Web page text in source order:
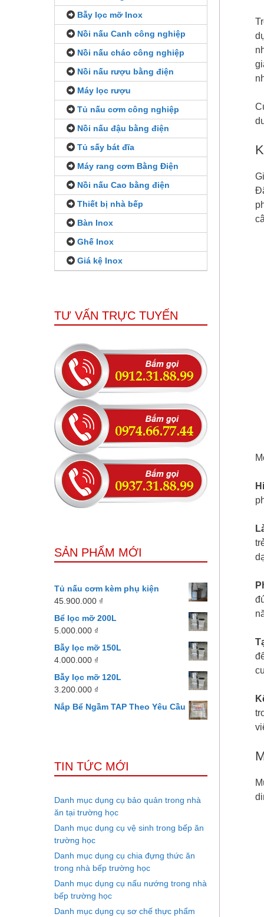
Bẫy lọc mỡ Inox
Nồi nấu Canh công nghiệp
Nồi nấu cháo công nghiệp
Nồi nấu rượu bằng điện
Máy lọc rượu
Tủ nấu cơm công nghiệp
Nồi nấu đậu bằng điện
Tủ sấy bát đĩa
Máy rang cơm Bằng Điện
Nồi nấu Cao bằng điện
Thiết bị nhà bếp
Bàn Inox
Ghế Inox
Giá kệ Inox
TƯ VẤN TRỰC TUYẾN
SẢN PHẨM MỚI
Tủ nấu cơm kèm phụ kiện
45.900.000 ₫
Bể lọc mỡ 200L
5.000.000 ₫
Bẫy lọc mỡ 150L
4.000.000 ₫
Bẫy lọc mỡ 120L
3.200.000 ₫
Nắp Bể Ngầm TAP Theo Yêu Cầu
TIN TỨC MỚI
Danh mục dụng cụ bảo quản trong nhà
ăn tại trường học
Danh mục dụng cụ vệ sinh trong bếp ăn
trường học
Danh mục dụng cụ chia đựng thức ăn
trong nhà bếp trường học
Danh mục dụng cụ nấu nướng trong nhà
bếp trường học
Danh mục dụng cụ sơ chế thực phẩm